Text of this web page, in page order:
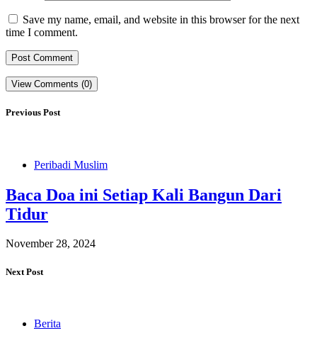
Save my name, email, and website in this browser for the next
time I comment.
View Comments (0)
Previous Post
Peribadi Muslim
Baca Doa ini Setiap Kali Bangun Dari
Tidur
November 28, 2024
Next Post
Berita